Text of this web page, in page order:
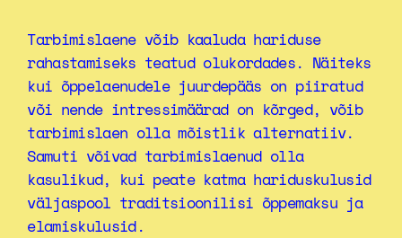
Tarbimislaene võib kaaluda hariduse
rahastamiseks teatud olukordades. Näiteks
kui õppelaenudele juurdepääs on piiratud
või nende intressimäärad on kõrged, võib
tarbimislaen olla mõistlik alternatiiv.
Samuti võivad tarbimislaenud olla
kasulikud, kui peate katma hariduskulusid
väljaspool traditsioonilisi õppemaksu ja
elamiskulusid.